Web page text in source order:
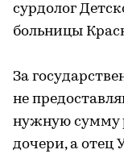
сурдолог
больницы
За
не
нужную сумму
дочери, а отец